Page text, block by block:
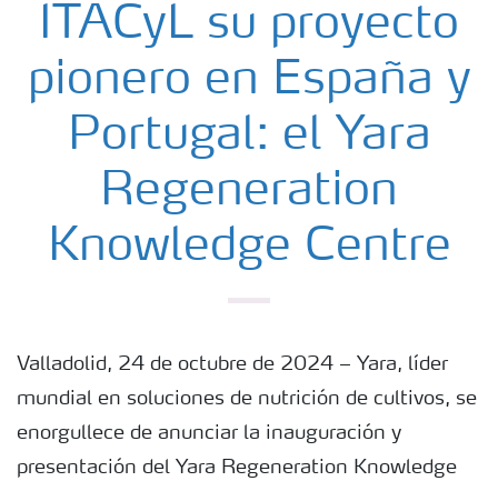
ITACyL su proyecto
pionero en España y
Portugal: el Yara
Regeneration
Knowledge Centre
Valladolid, 24 de octubre de 2024 – Yara, líder
mundial en soluciones de nutrición de cultivos, se
enorgullece de anunciar la inauguración y
presentación del Yara Regeneration Knowledge